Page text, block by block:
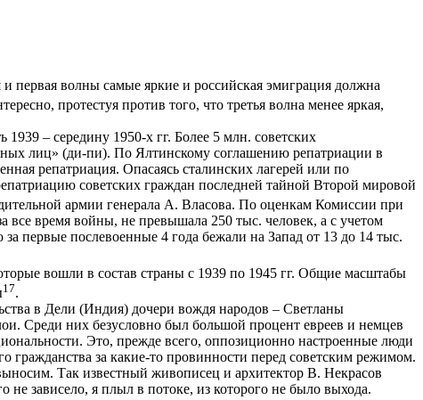
и первая волны самые яркие и российская эмиграция должна
протестуя против того, что третья волна менее яркая,
– середину 1950-х гг. Более 5 млн. советских
лиц» (ди-пи). По Ялтинскому соглашению репатриации в
репатриация. Опасаясь сталинских лагерей или по
советских граждан последней тайной Второй мировой
армии генерала А. Власова. По оценкам Комиссии при
время войны, не превышала 250 тыс. человек, а с учетом
первые послевоенные 4 года бежали на Запад от 13 до 14 тыс.
вошли в состав страны с 1939 по 1945 гг. Общие масштабы
17.
в Дели (Индия) дочери вождя народов – Светланы
Среди них безусловно был большой процент евреев и немцев
Это, прежде всего, оппозиционно настроенные люди
гражданства за какие-то провинности перед советским режимом.
Так известный живописец и архитектор В. Некрасов
не зависело, я плыл в потоке, из которого не было выхода.